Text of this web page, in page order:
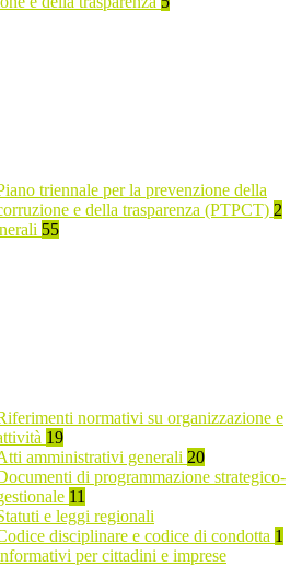
triennale per la prevenzione della
e della trasparenza (PTPCT) 2
55
normativi su organizzazione e
19
amministrativi generali 20
di programmazione strategico-
11
e leggi regionali
disciplinare e codice di condotta 1
per cittadini e imprese